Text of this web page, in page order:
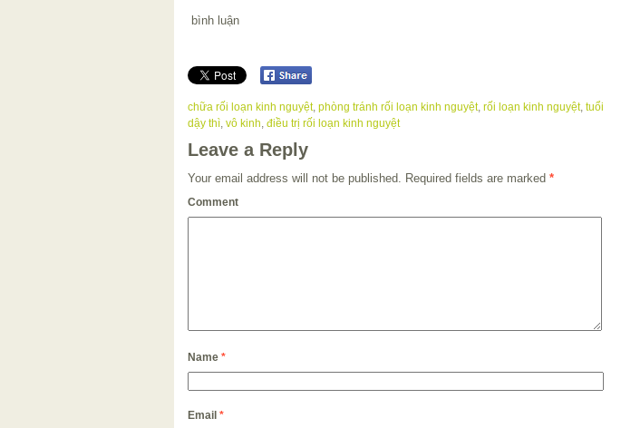
bình luận
chữa rối loạn kinh nguyệt, phòng tránh rối loạn kinh nguyệt, rối loạn kinh nguyệt, tuổi
dậy thì vô kinh điều trị rối loạn kinh nguyệt
Leave a Reply
Your email address will not be published. Required fields are marked *
Comment
Name *
Email *